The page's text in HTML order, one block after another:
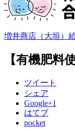
増井商店（大垣）
【有機肥料
ツイート
シェア
Google+1
はてブ
pocket